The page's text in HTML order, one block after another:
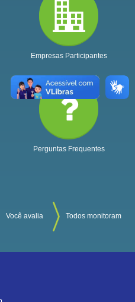
Empresas Participantes
Perguntas Frequentes
Você avalia Todos monitoram